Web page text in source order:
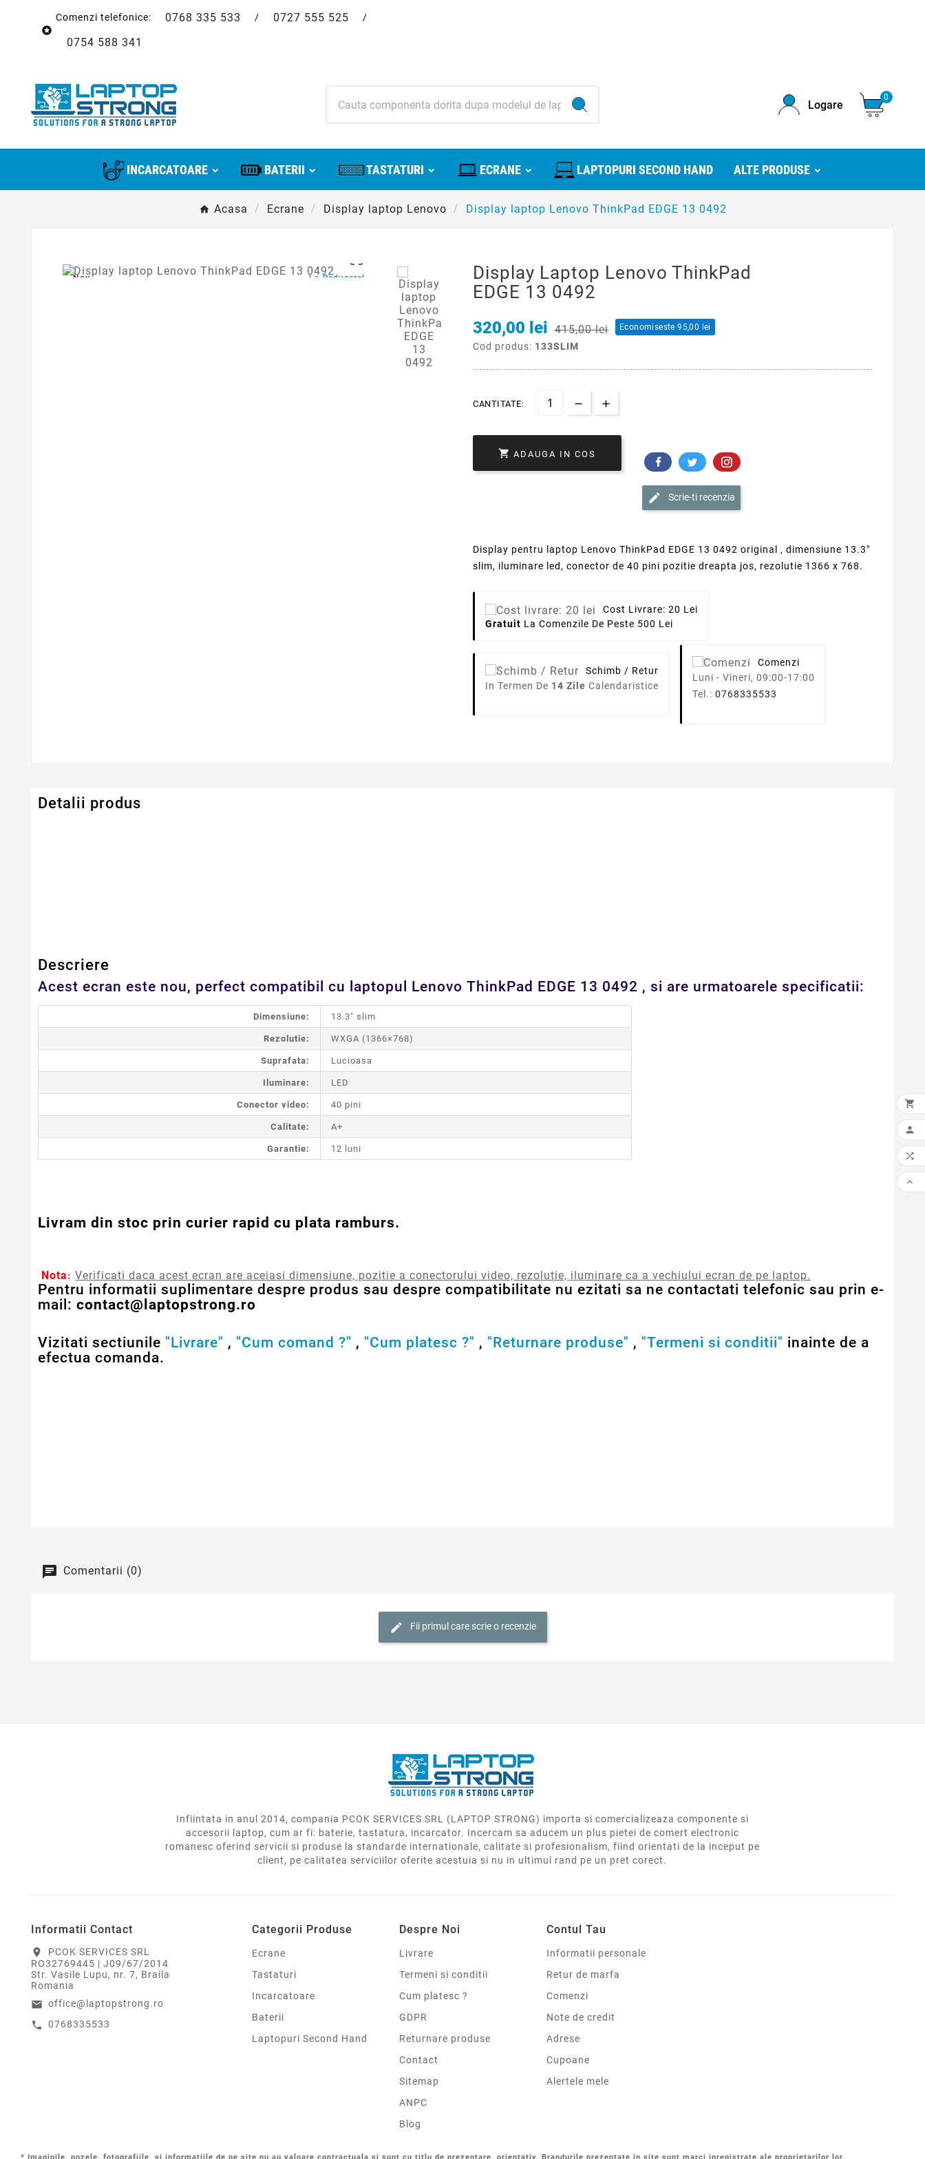

Comenzi telefonice: 0768 335 533 / 0727 555 525 /
0754 588 341
Logare
0
INCARCATOARE BATERII TASTATURI ECRANE LAPTOPURI SECOND HAND ALTE PRODUSE
Acasa Ecrane Display laptop Lenovo Display laptop Lenovo ThinkPad EDGE 13 0492
Nou La Reducere!
Display Laptop Lenovo ThinkPad
EDGE 13 0492
320,00 lei 415,00 lei Economiseste 95,00 lei
Cod produs: 133SLIM
CANTITATE:
 ADAUGA IN COS
Scrie-ti recenzia
Display pentru laptop Lenovo ThinkPad EDGE 13 0492 original , dimensiune 13.3"
slim, iluminare led, conector de 40 pini pozitie dreapta jos, rezolutie 1366 x 768.
Cost Livrare: 20 Lei
Gratuit La Comenzile De Peste 500 Lei
Schimb / Retur
In Termen De 14 Zile Calendaristice
Comenzi
Luni - Vineri, 09:00-17:00
Tel.: 0768335533
Detalii produs
Descriere
Acest ecran este nou, perfect compatibil cu laptopul Lenovo ThinkPad EDGE 13 0492 , si are urmatoarele specificatii:
Dimensiune: 13.3" slim
Rezolutie: WXGA (1366×768)
Suprafata: Lucioasa
Iluminare: LED
Conector video: 40 pini
Calitate: A+
Garantie: 12 luni
Livram din stoc prin curier rapid cu plata ramburs.
Nota: Verificati daca acest ecran are aceiasi dimensiune, pozitie a conectorului video, rezolutie, iluminare ca a vechiului ecran de pe laptop.
Pentru informatii suplimentare despre produs sau despre compatibilitate nu ezitati sa ne contactati telefonic sau prin e-
mail: contact@laptopstrong.ro
Vizitati sectiunile "Livrare" , "Cum comand ?" , "Cum platesc ?" , "Returnare produse" , "Termeni si conditii" inainte de a
efectua comanda.
Comentarii (0)
Fii primul care scrie o recenzie
Infiintata in anul 2014, compania PCOK SERVICES SRL (LAPTOP STRONG) importa si comercializeaza componente si
accesorii laptop, cum ar fi: baterie, tastatura, incarcator. Incercam sa aducem un plus pietei de comert electronic
romanesc oferind servicii si produse la standarde internationale, calitate si profesionalism, fiind orientati de la inceput pe
client, pe calitatea serviciilor oferite acestuia si nu in ultimul rand pe un pret corect.
Informatii Contact
location_on
PCOK SERVICES SRL
RO32769445 | J09/67/2014
Str. Vasile Lupu, nr. 7, Braila
Romania
email office@laptopstrong.ro
call 0768335533
Categorii Produse
Ecrane
Tastaturi
Incarcatoare
Baterii
Laptopuri Second Hand
Despre Noi
Livrare
Termeni si conditii
Cum platesc ?
GDPR
Returnare produse
Contact
Sitemap
ANPC
Blog
Contul Tau
Informatii personale
Retur de marfa
Comenzi
Note de credit
Adrese
Cupoane
Alertele mele
* Imaginile, pozele, fotografiile, si informatiile de pe site nu au valoare contractuala si sunt cu titlu de prezentare, orientativ. Brandurile prezentate in site sunt marci inregistrate ale proprietarilor lor.



